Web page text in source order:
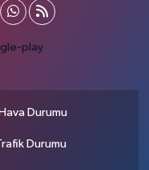
Hava Durumu
Durumu